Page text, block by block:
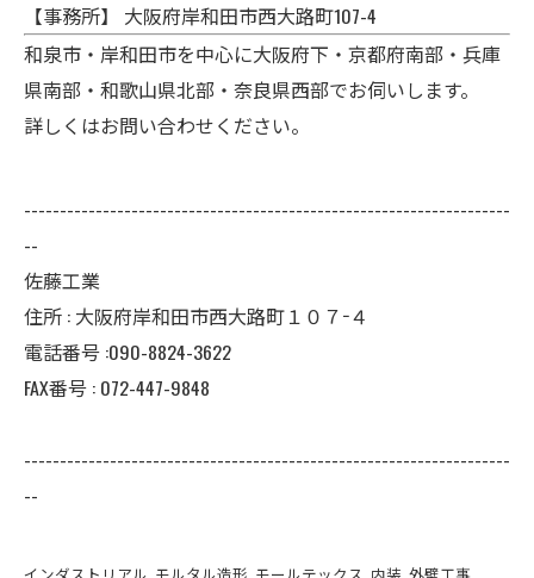
【事務所】 大阪府岸和田市西大路町107-4
和泉市・岸和田市を中心に大阪府下・京都府南部・兵庫
県南部・和歌山県北部・奈良県西部でお伺いします。
詳しくはお問い合わせください。
--------------------------------------------------------------------
--
佐藤工業
住所 : 大阪府岸和田市西大路町１０７−４
電話番号 :090-8824-3622
FAX番号 : 072-447-9848
--------------------------------------------------------------------
--